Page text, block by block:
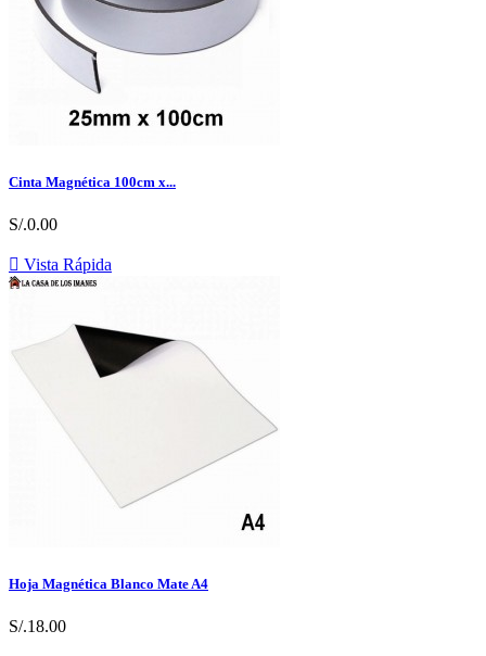
Cinta Magnética 100cm x...
S/.0.00
 Vista Rápida
Hoja Magnética Blanco Mate A4
S/.18.00